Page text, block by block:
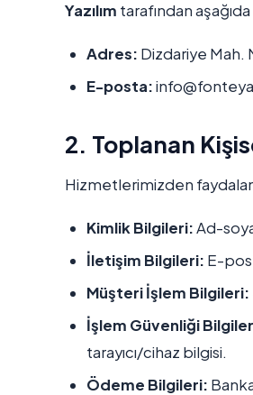
Yazılım tarafından
Adres: Dizdariye Mah.
E-posta:
2. Toplanan
Hizmetlerimizden
Kimlik Bilgileri:Ad-
İletişim Bilgileri: E-
Müşteri İşlem Bilgileri:
İşlem Güvenliği
tarayıcı/cihaz bilgisi.
Ödeme Bilgileri: